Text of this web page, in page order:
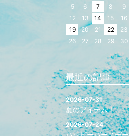
5
6 7 8 9
12
13 14 15 16
19
20 21 22 23
26
27 28 29 30
最近の記事
2026-07-31
夏のアイテム！
2026-07-24